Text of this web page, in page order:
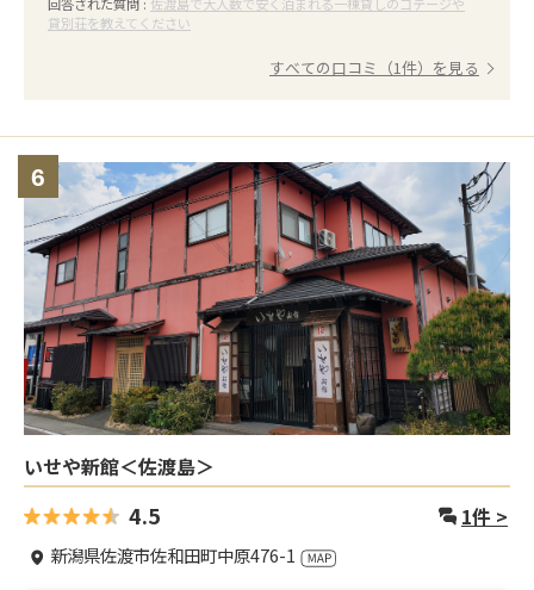
貸別荘を教えてください
すべての口コミ（1件）を見る
6
いせや新館＜佐渡島＞
4.5 1件 >
新潟県佐渡市佐和田町中原476-1